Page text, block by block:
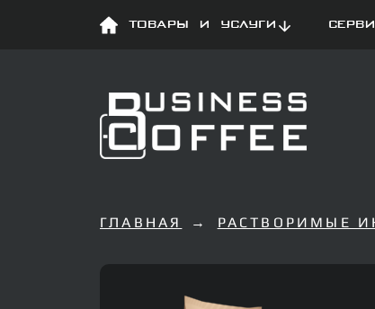
Товары и услуги
ГЛАВНАЯ РАСТВОРИМЫЕ